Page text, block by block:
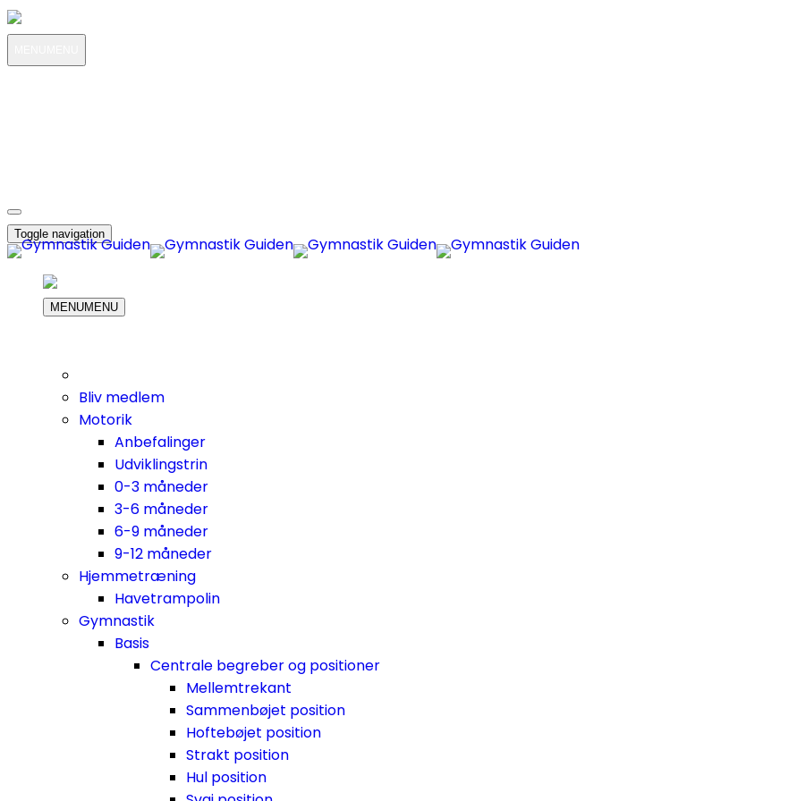
Toggle navigation
MENUMENU
Bliv medlem
Motorik
Anbefalinger
Udviklingstrin
0-3 måneder
3-6 måneder
6-9 måneder
9-12 måneder
Hjemmetræning
Havetrampolin
Gymnastik
Basis
Centrale begreber og positioner
Mellemtrekant
Sammenbøjet position
Hoftebøjet position
Strakt position
Hul position